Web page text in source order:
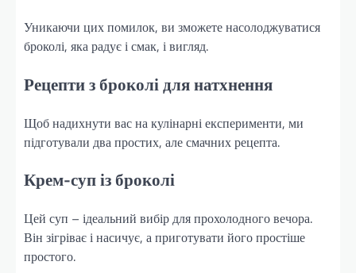
Уникаючи цих помилок, ви зможете насолоджуватися
броколі, яка радує і смак, і вигляд.
Рецепти з броколі для натхнення
Щоб надихнути вас на кулінарні експерименти, ми
підготували два простих, але смачних рецепта.
Крем-суп із броколі
Цей суп – ідеальний вибір для прохолодного вечора.
Він зігріває і насичує, а приготувати його простіше
простого.